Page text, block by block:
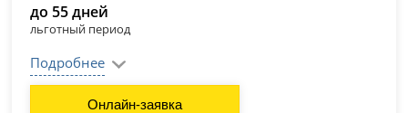
до 55 дней
льготный период
Подробнее
Онлайн-заявка